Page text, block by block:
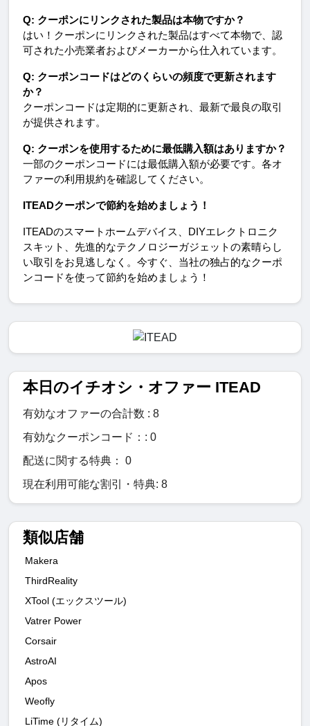
Q: クーポンにリンクされた製品は本物ですか？
はい！クーポンにリンクされた製品はすべて本物で、認
可された小売業者およびメーカーから仕入れています。
Q: クーポンコードはどのくらいの頻度で更新されます
か？
クーポンコードは定期的に更新され、最新で最良の取引
が提供されます。
Q: クーポンを使用するために最低購入額はありますか？
一部のクーポンコードには最低購入額が必要です。各オ
ファーの利用規約を確認してください。
ITEADクーポンで節約を始めましょう！
ITEADのスマートホームデバイス、DIYエレクトロニク
スキット、先進的なテクノロジーガジェットの素晴らし
い取引をお見逃しなく。今すぐ、当社の独占的なクーポ
ンコードを使って節約を始めましょう！
本日のイチオシ・オファー ITEAD
有効なオファーの合計数 : 8
有効なクーポンコード：: 0
配送に関する特典： 0
現在利用可能な割引・特典: 8
類似店舗
Makera
ThirdReality
XTool (エックスツール)
Vatrer Power
Corsair
AstroAI
Apos
Weofly
LiTime (リタイム)